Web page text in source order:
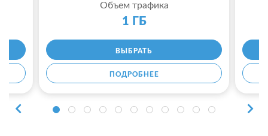
Объем трафика
1 ГБ
ВЫБРАТЬ
ПОДРОБНЕЕ